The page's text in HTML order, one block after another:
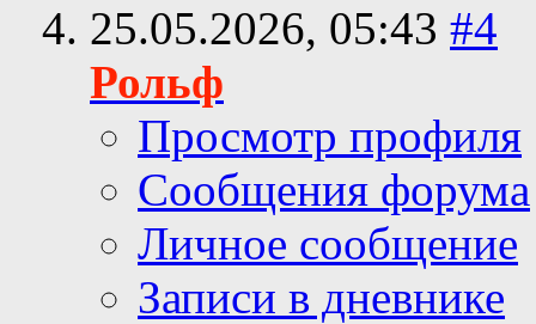
25.05.2026, 05:43 #4
Рольф
Просмотр профиля
Сообщения форума
Личное сообщение
Записи в дневнике